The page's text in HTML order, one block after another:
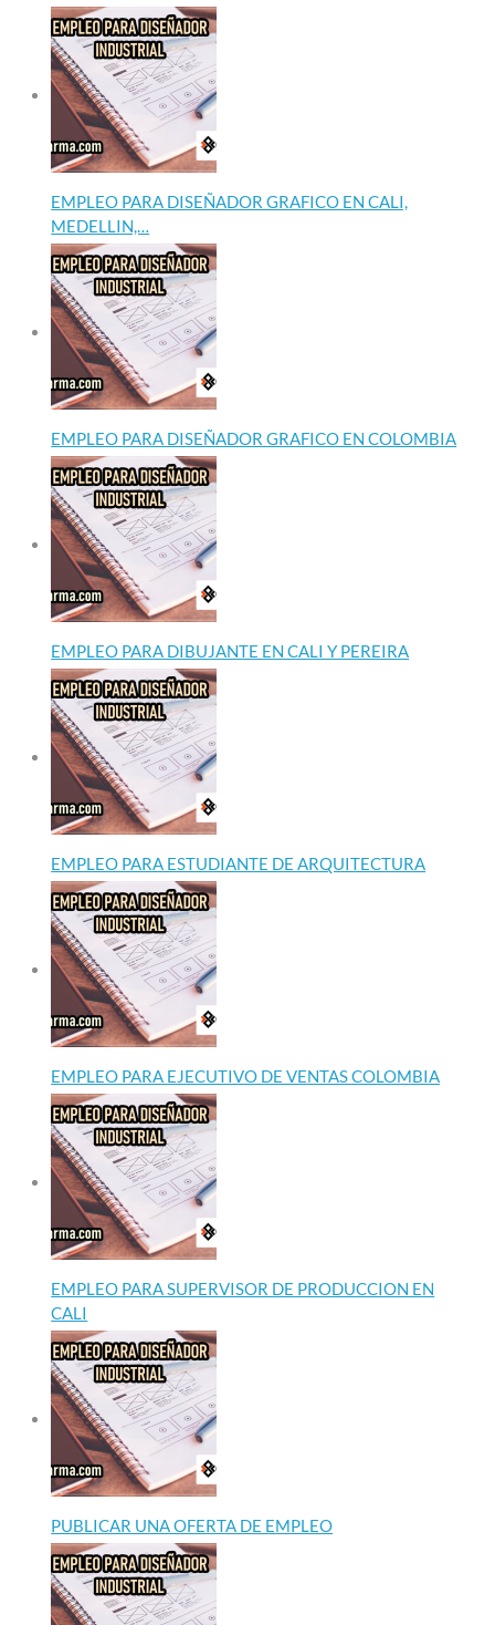
EMPLEO PARA DISEÑADOR GRAFICO EN CALI,
MEDELLIN,…
EMPLEO PARA DISEÑADOR GRAFICO EN COLOMBIA
EMPLEO PARA DIBUJANTE EN CALI Y PEREIRA
EMPLEO PARA ESTUDIANTE DE ARQUITECTURA
EMPLEO PARA EJECUTIVO DE VENTAS COLOMBIA
EMPLEO PARA SUPERVISOR DE PRODUCCION EN
CALI
PUBLICAR UNA OFERTA DE EMPLEO